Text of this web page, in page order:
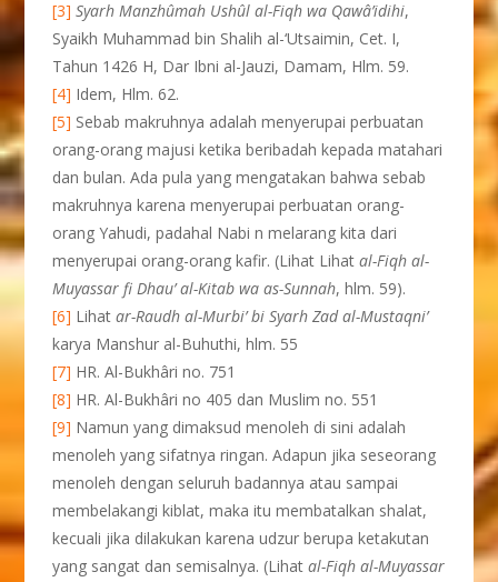
[3] Syarh Manzhûmah Ushûl al-Fiqh wa Qawâ’idihi,
Syaikh Muhammad bin Shalih al-‘Utsaimin, Cet. I,
Tahun 1426 H, Dar Ibni al-Jauzi, Damam, Hlm. 59.
[4] Idem, Hlm. 62.
[5] Sebab makruhnya adalah menyerupai perbuatan
orang-orang majusi ketika beribadah kepada matahari
dan bulan. Ada pula yang mengatakan bahwa sebab
makruhnya karena menyerupai perbuatan orang-
orang Yahudi, padahal Nabi n melarang kita dari
menyerupai orang-orang kafir. (Lihat Lihatal-Fiqh al-
Muyassar fi Dhau’ al-Kitab wa as-Sunnah, hlm. 59).
[6] Lihatar-Raudh al-Murbi’ bi Syarh Zad al-Mustaqni’
karya Manshur al-Buhuthi, hlm. 55
[7] HR. Al-Bukhâri no. 751
[8] HR. Al-Bukhâri no 405 dan Muslim no. 551
[9] Namun yang dimaksud menoleh di sini adalah
menoleh yang sifatnya ringan. Adapun jika seseorang
menoleh dengan seluruh badannya atau sampai
membelakangi kiblat, maka itu membatalkan shalat,
kecuali jika dilakukan karena udzur berupa ketakutan
yang sangat dan semisalnya. (Lihatal-Fiqh al-Muyassar